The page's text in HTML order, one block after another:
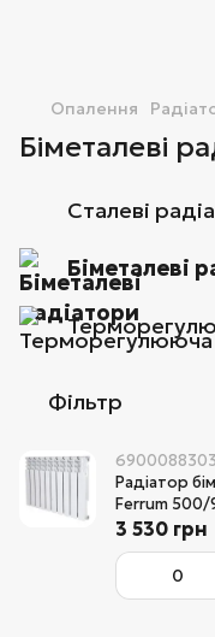
Опалення
Біметалеві
Сталеві
Біметалеві
Фільтр
Радіатор
Ferrum 500/
3 530 грн